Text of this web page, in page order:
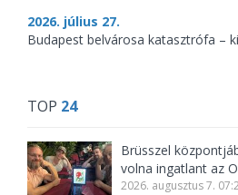
2026. július 27.
Budapest belvárosa katasztrófa –
TOP 24
Brüsszel
volna ingatlant az
2026. augusztus 7.